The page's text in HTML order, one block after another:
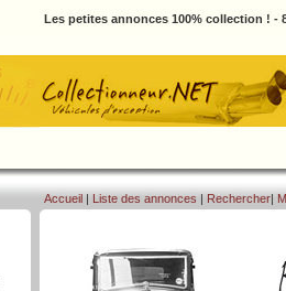
Les petites annonces 100% collection ! -
Accueil | Liste des annonces | Rechercher|